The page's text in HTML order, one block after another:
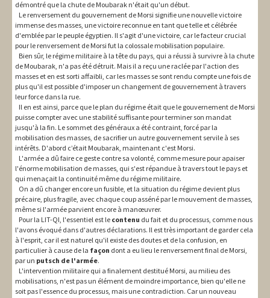
démontré que la chute de Moubarak n'était qu'un début.
Le renversement du gouvernement de Morsi signifie une nouvelle victoire
immense des masses, une victoire reconnue en tant que telle et célébrée
d'emblée par le peuple égyptien. Il s'agit d'une victoire, car le facteur crucial
pour le renversement de Morsi fut la colossale mobilisation populaire.
Bien sûr, le régime militaire à la tête du pays, qui a réussi à survivre à la chute
de Moubarak, n'a pas été détruit. Mais il a reçu une raclée par l'action des
masses et en est sorti affaibli, car les masses se sont rendu compte une fois de
plus qu'il est possible d'imposer un changement de gouvernement à travers
leur force dans la rue.
Il en est ainsi, parce que le plan du régime était que le gouvernement de Morsi
puisse compter avec une stabilité suffisante pour terminer son mandat
jusqu'à la fin. Le sommet des généraux a été contraint, forcé par la
mobilisation des masses, de sacrifier un autre gouvernement servile à ses
intérêts. D'abord c’était Moubarak, maintenant c'est Morsi.
L'armée a dû faire ce geste contre sa volonté, comme mesure pour apaiser
l'énorme mobilisation de masses, qui s'est répandue à travers tout le pays et
qui menaçait la continuité même du régime militaire.
On a dû changer encore un fusible, et la situation du régime devient plus
précaire, plus fragile, avec chaque coup asséné par le mouvement de masses,
même si l'armée parvient encore à manœuvrer.
Pour la LIT-QI, l'essentiel est le contenu du fait et du processus, comme nous
l'avons évoqué dans d'autres déclarations. Il est très important de garder cela
à l'esprit, car il est naturel qu'il existe des doutes et de la confusion, en
particulier à cause de la façon dont a eu lieu le renversement final de Morsi,
par un putsch de l'armée.
L'intervention militaire qui a finalement destitué Morsi, au milieu des
mobilisations, n'est pas un élément de moindre importance, bien qu'elle ne
soit pas l'essence du processus, mais une contradiction. Car un nouveau